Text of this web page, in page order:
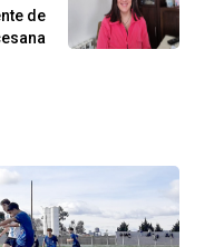
de